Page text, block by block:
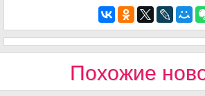
Похожие